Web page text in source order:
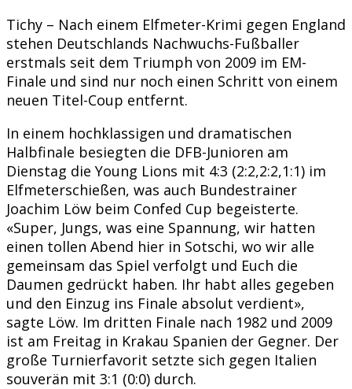
Tichy – Nach einem Elfmeter-Krimi gegen England
stehen Deutschlands Nachwuchs-Fußballer
erstmals seit dem Triumph von 2009 im EM-
Finale und sind nur noch einen Schritt von einem
neuen Titel-Coup entfernt.
In einem hochklassigen und dramatischen
Halbfinale besiegten die DFB-Junioren am
Dienstag die Young Lions mit 4:3 (2:2,2:2,1:1) im
Elfmeterschießen, was auch Bundestrainer
Joachim Löw beim Confed Cup begeisterte.
«Super, Jungs, was eine Spannung, wir hatten
einen tollen Abend hier in Sotschi, wo wir alle
gemeinsam das Spiel verfolgt und Euch die
Daumen gedrückt haben. Ihr habt alles gegeben
und den Einzug ins Finale absolut verdient»,
sagte Löw. Im dritten Finale nach 1982 und 2009
ist am Freitag in Krakau Spanien der Gegner. Der
große Turnierfavorit setzte sich gegen Italien
souverän mit 3:1 (0:0) durch.